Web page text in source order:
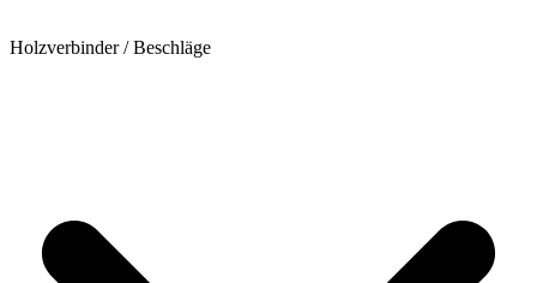
Holzverbinder / Beschläge